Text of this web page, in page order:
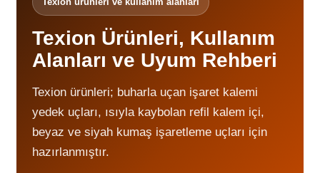
Texion Ürünleri, Kullanım
Alanları ve Uyum Rehberi
Texion ürünleri; buharla uçan işaret kalemi
yedek uçları, ısıyla kaybolan refil kalem içi,
beyaz ve siyah kumaş işaretleme uçları için
hazırlanmıştır.